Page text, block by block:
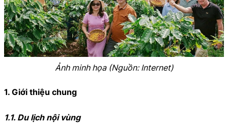
Ảnh minh họa (Nguồn: Internet)
1. Giới thiệu chung
1.1. Du lịch nội vùng